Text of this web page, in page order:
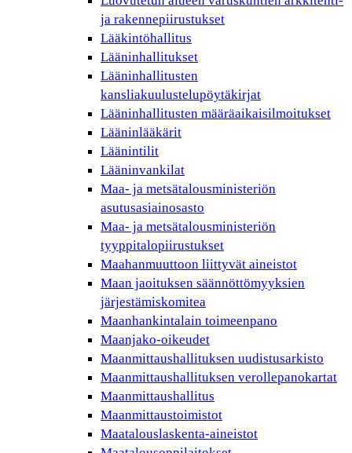
ja rakennepiirustukset
Lääkintöhallitus
Lääninhallitukset
Lääninhallitusten
kansliakuulustelupöytäkirjat
Lääninhallitusten määräaikaisilmoitukset
Lääninlääkärit
Läänintilit
Lääninvankilat
Maa- ja metsätalousministeriön
asutusasiainosasto
Maa- ja metsätalousministeriön
tyyppitalopiirustukset
Maahanmuuttoon liittyvät aineistot
Maan jaoituksen säännöttömyyksien
järjestämiskomitea
Maanhankintalain toimeenpano
Maanjako-oikeudet
Maanmittaushallituksen uudistusarkisto
Maanmittaushallituksen verollepanokartat
Maanmittaushallitus
Maanmittaustoimistot
Maatalouslaskenta-aineistot